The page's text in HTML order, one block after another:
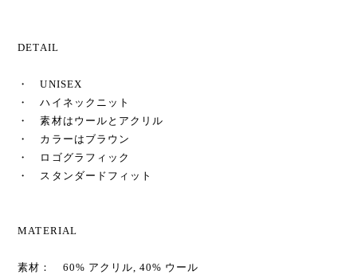
DETAIL
・ UNISEX
・ ハイネックニット
・ 素材はウールとアクリル
・ カラーはブラウン
・ ロゴグラフィック
・ スタンダードフィット
MATERIAL
素材： 60% アクリル, 40% ウール